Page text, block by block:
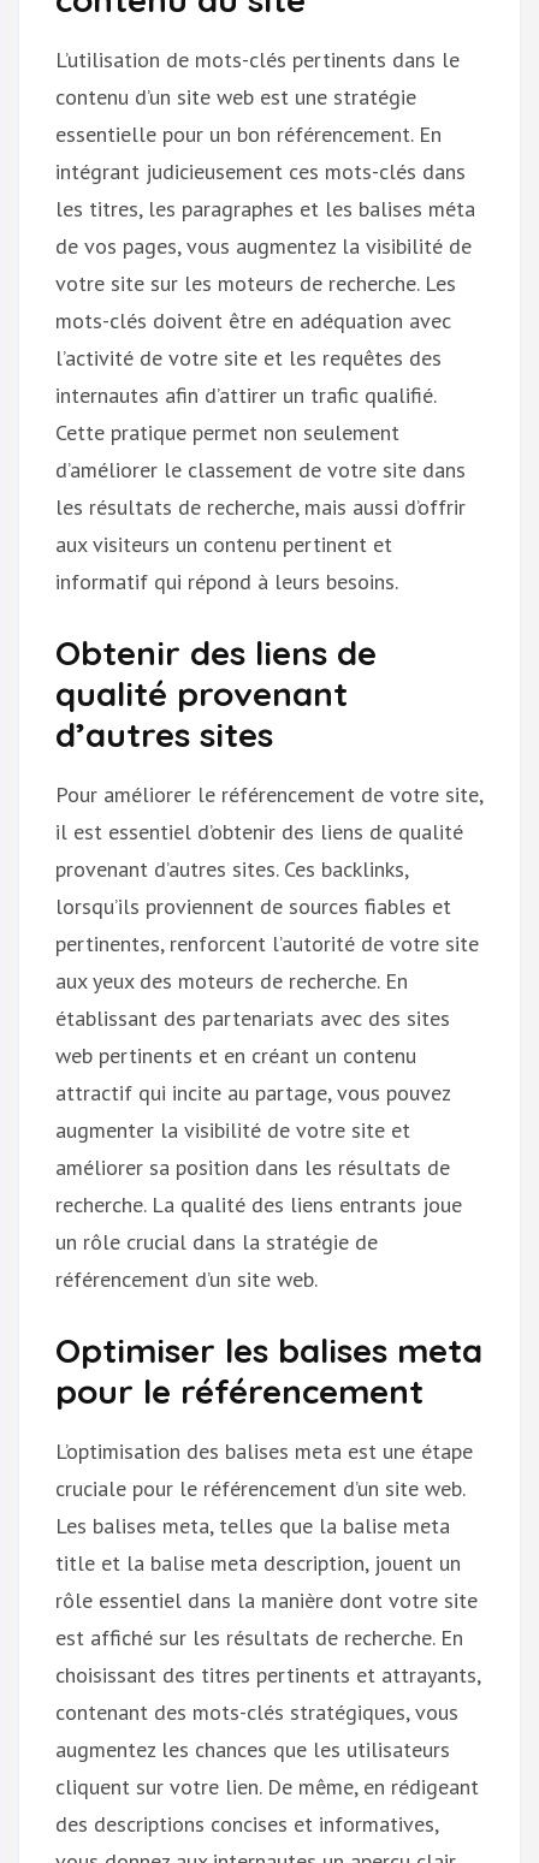
L’utilisation de mots-clés pertinents dans le
contenu d’un site web est une stratégie
essentielle pour un bon référencement. En
intégrant judicieusement ces mots-clés dans
les titres, les paragraphes et les balises méta
de vos pages, vous augmentez la visibilité de
votre site sur les moteurs de recherche. Les
mots-clés doivent être en adéquation avec
l’activité de votre site et les requêtes des
internautes afin d’attirer un trafic qualifié.
Cette pratique permet non seulement
d’améliorer le classement de votre site dans
les résultats de recherche, mais aussi d’offrir
aux visiteurs un contenu pertinent et
informatif qui répond à leurs besoins.
Obtenir des liens de
qualité provenant
d’autres sites
Pour améliorer le référencement de votre site,
il est essentiel d’obtenir des liens de qualité
provenant d’autres sites. Ces backlinks,
lorsqu’ils proviennent de sources fiables et
pertinentes, renforcent l’autorité de votre site
aux yeux des moteurs de recherche. En
établissant des partenariats avec des sites
web pertinents et en créant un contenu
attractif qui incite au partage, vous pouvez
augmenter la visibilité de votre site et
améliorer sa position dans les résultats de
recherche. La qualité des liens entrants joue
un rôle crucial dans la stratégie de
référencement d’un site web.
Optimiser les balises meta
pour le référencement
L’optimisation des balises meta est une étape
cruciale pour le référencement d’un site web.
Les balises meta, telles que la balise meta
title et la balise meta description, jouent un
rôle essentiel dans la manière dont votre site
est affiché sur les résultats de recherche. En
choisissant des titres pertinents et attrayants,
contenant des mots-clés stratégiques, vous
augmentez les chances que les utilisateurs
cliquent sur votre lien. De même, en rédigeant
des descriptions concises et informatives,